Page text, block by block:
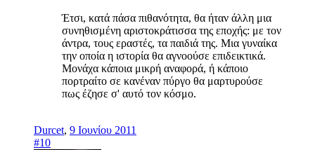
Έτσι, κατά πάσα πιθανότητα, θα ήταν άλλη μια
συνηθισμένη αριστοκράτισσα της εποχής: με τον
άντρα, τους εραστές, τα παιδιά της. Μια γυναίκα
την οποία η ιστορία θα αγνοούσε επιδεικτικά.
Μονάχα κάποια μικρή αναφορά, ή κάποιο
πορτραίτο σε κανέναν πύργο θα μαρτυρούσε
πως έζησε σ' αυτό τον κόσμο.
Durcet, 9 Ιουνίου 2011
#10